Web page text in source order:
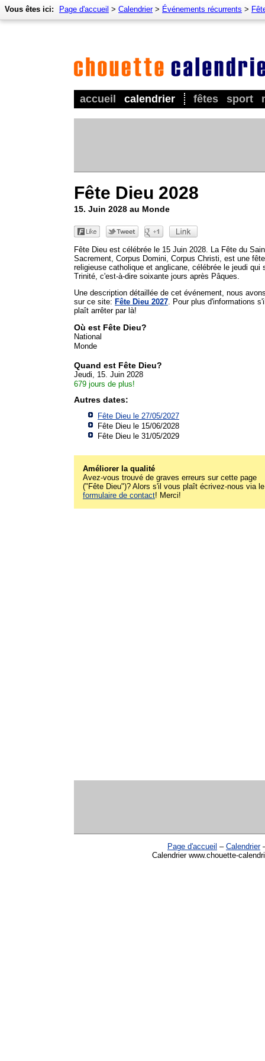
accueil calendrier fêtes sport
Vous êtes ici: Page d'accueil > Calendrier> Événements récurrents >
Fête Dieu 2028
15. Juin 2028 au Monde
Fête Dieu est célébrée le 15 Juin 2028. La Fête du
Sacrement, Corpus Domini, Corpus Christi, est une fête
religieuse catholique et anglicane, célébrée le jeudi qui
Trinité, c'est-à-dire soixante jours après Pâques.
Une description détaillée de cet événement, nous
sur ce site: Fête Dieu 2027 . Pour plus d'informations
plaît arrêter par là!
Où est Fête Dieu?
National
Monde
Quand est Fête Dieu?
Jeudi, 15. Juin 2028
679 jours de plus!
Autres dates:
Fête Dieu le 27/05/2027
Fête Dieu le 15/06/2028
Fête Dieu le 31/05/2029
Améliorer la qualité
Avez-vous trouvé de graves erreurs sur cette page
("Fête Dieu")? Alors s'il vous plaît écrivez-nous via le
formulaire de contact! Merci!
Page d'accueil – Calendrier
Calendrier www.chouette-